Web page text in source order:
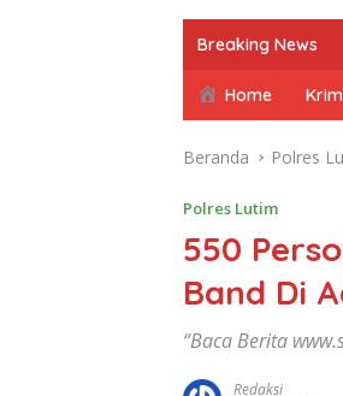
Breaking News
Home
Beranda Polres
Polres Lutim
550
Band Di
“Baca Berita
Redaksi